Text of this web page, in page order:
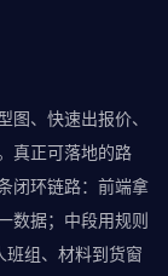
、快速出报价、
真正可落地的路
闭环链路：前端拿
数据；中段用规则
班组、材料到货窗